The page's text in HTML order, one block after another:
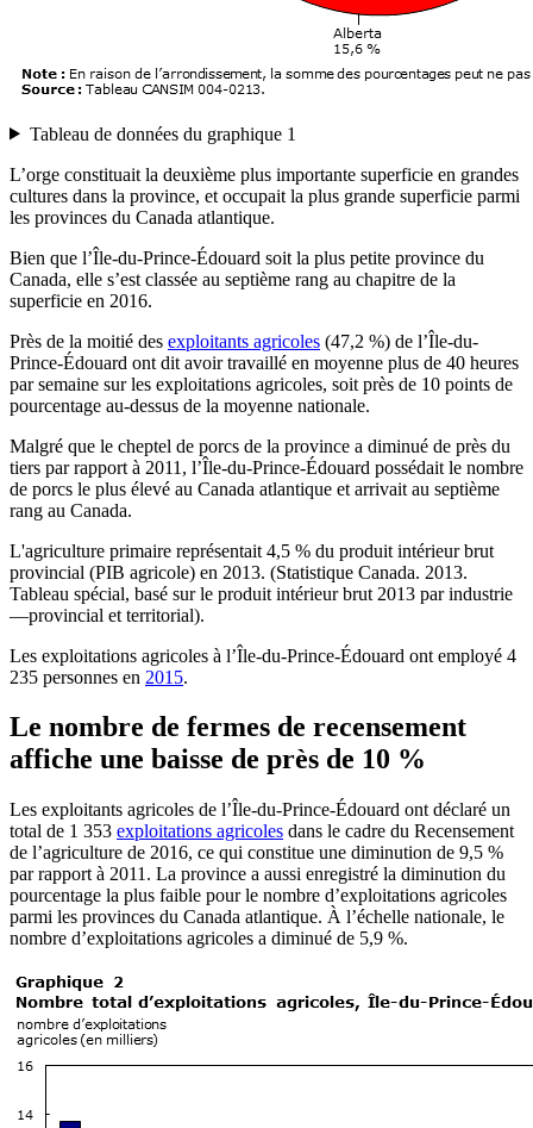
Tableau de données du graphique 1
L’orge constituait la deuxième plus importante superficie en grandes
cultures dans la province, et occupait la plus grande superficie parmi
les provinces du Canada atlantique.
Bien que l’Île-du-Prince-Édouard soit la plus petite province du
Canada, elle s’est classée au septième rang au chapitre de la
superficie en 2016.
Près de la moitié des exploitants agricoles (47,2 %) de l’Île-du-
Prince-Édouard ont dit avoir travaillé en moyenne plus de 40 heures
par semaine sur les exploitations agricoles, soit près de 10 points de
pourcentage au-dessus de la moyenne nationale.
Malgré que le cheptel de porcs de la province a diminué de près du
tiers par rapport à 2011, l’Île-du-Prince-Édouard possédait le nombre
de porcs le plus élevé au Canada atlantique et arrivait au septième
rang au Canada.
L'agriculture primaire représentait 4,5 % du produit intérieur brut
provincial (PIB agricole) en 2013. (Statistique Canada. 2013.
Tableau spécial, basé sur le produit intérieur brut 2013 par industrie
—provincial et territorial).
Les exploitations agricoles à l’Île-du-Prince-Édouard ont employé 4
235 personnes en 2015.
Le nombre de fermes de recensement
affiche une baisse de près de 10 %
Les exploitants agricoles de l’Île-du-Prince-Édouard ont déclaré un
total de 1 353 exploitations agricoles dans le cadre du Recensement
de l’agriculture de 2016, ce qui constitue une diminution de 9,5 %
par rapport à 2011. La province a aussi enregistré la diminution du
pourcentage la plus faible pour le nombre d’exploitations agricoles
parmi les provinces du Canada atlantique. À l’échelle nationale, le
nombre d’exploitations agricoles a diminué de 5,9 %.